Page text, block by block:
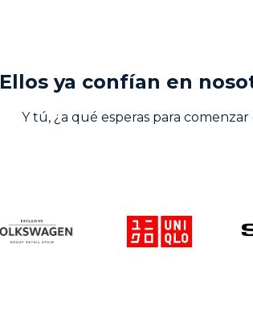
Ellos ya confían en
Y tú, ¿a qué esperas para